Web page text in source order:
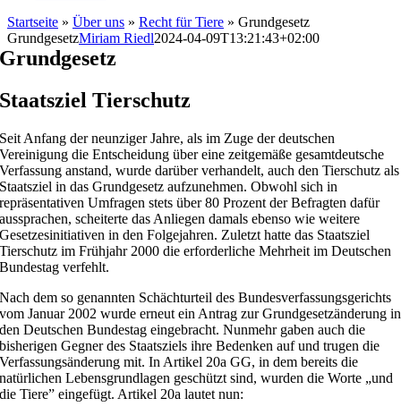
Startseite » Über uns » Recht für Tiere » Grundgesetz
GrundgesetzMiriam Riedl2024-04-09T13:21:43+02:00
Grundgesetz
Staatsziel Tierschutz
Seit Anfang der neunziger Jahre, als im Zuge der deutschen
Vereinigung die Entscheidung über eine zeitgemäße gesamtdeutsche
Verfassung anstand, wurde darüber verhandelt, auch den Tierschutz als
Staatsziel in das Grundgesetz aufzunehmen. Obwohl sich in
repräsentativen Umfragen stets über 80 Prozent der Befragten dafür
aussprachen, scheiterte das Anliegen damals ebenso wie weitere
Gesetzesinitiativen in den Folgejahren. Zuletzt hatte das Staatsziel
Tierschutz im Frühjahr 2000 die erforderliche Mehrheit im Deutschen
Bundestag verfehlt.
Nach dem so genannten Schächturteil des Bundesverfassungsgerichts
vom Januar 2002 wurde erneut ein Antrag zur Grundgesetzänderung in
den Deutschen Bundestag eingebracht. Nunmehr gaben auch die
bisherigen Gegner des Staatsziels ihre Bedenken auf und trugen die
Verfassungsänderung mit. In Artikel 20a GG, in dem bereits die
natürlichen Lebensgrundlagen geschützt sind, wurden die Worte „und
die Tiere” eingefügt. Artikel 20a lautet nun: